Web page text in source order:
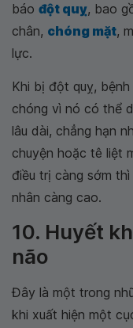
báo đột quỵ, bao
chân, chóng mặt,
lực.
Khi bị đột quỵ,
chóng vì nó có thể
lâu dài, chẳng hạn
chuyện hoặc tê liệt
điều trị càng sớm
nhân càng cao.
10. Huyết
não
Đây là một trong
khi xuất hiện một